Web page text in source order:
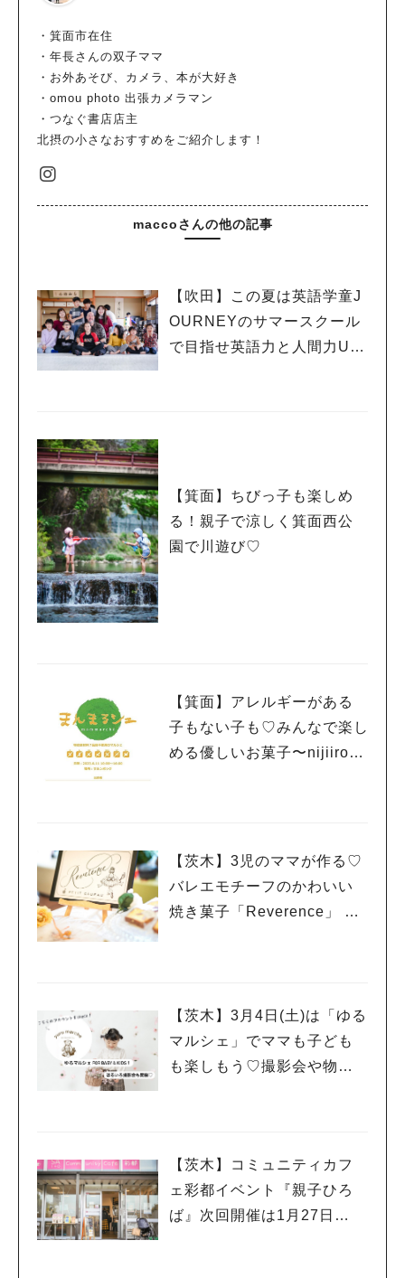
・箕面市在住
・年長さんの双子ママ
・お外あそび、カメラ、本が大好き
・omou photo 出張カメラマン
・つなぐ書店店主
北摂の小さなおすすめをご紹介します！
maccoさんの他の記事
【吹田】この夏は英語学童J
OURNEYのサマースクール
で目指せ英語力と人間力U
【箕面】ちびっ子も楽しめ
る！親子で涼しく箕面西公
園で川遊び♡
【箕面】アレルギーがある
子もない子も♡みんなで楽し
める優しいお菓子〜nijiiro te
【茨木】3児のママが作る♡
バレエモチーフのかわいい
焼き菓子「Reverence」 買
【茨木】3月4日(土)は「ゆる
マルシェ」でママも子ども
も楽しもう♡撮影会や物販も
【茨木】コミュニティカフ
ェ彩都イベント『親子ひろ
ば』次回開催は1月27日